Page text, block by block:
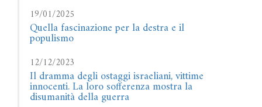
19/01/2025
Quella fascinazione per la destra e il
populismo
12/12/2023
Il dramma degli ostaggi israeliani, vittime
innocenti. La loro sofferenza mostra la
disumanità della guerra